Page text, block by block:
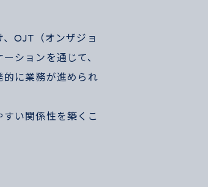
OJT（オンザジョ
ションを通じて、
に業務が進められ
い関係性を築くこ